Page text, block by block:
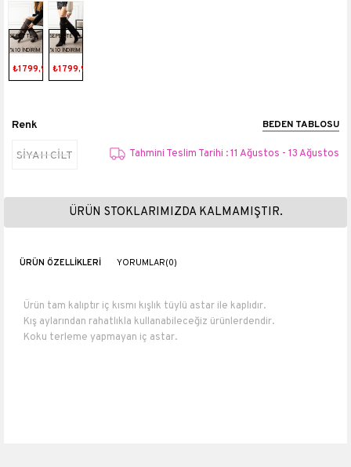
SEPETTE
%10 İNDİRİM
₺1799,91
SEPETTE
%10 İNDİRİM
₺1799,91
Renk BEDEN TABLOSU
SİYAH CİLT Tahmini Teslim Tarihi : 11 Ağustos - 13 Ağustos
ÜRÜN STOKLARIMIZDA KALMAMIŞTIR.
ÜRÜN ÖZELLIKLERI YORUMLAR(0)
Ürün tam kalıptır iç kısmı kışlık tüylü astar ile kaplıdır.
Kış aylarından rahatlıkla kullanabileceğiz ürünlerdendir.
Koku terleme yapmayan iç astar.